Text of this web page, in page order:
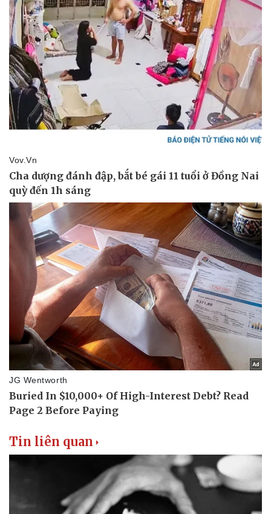
Lịch thi đấu bóng đá
Thế giới thể thao
Ô tô - Xe máy
Xe máy
Tư vấn
Tin liên quan